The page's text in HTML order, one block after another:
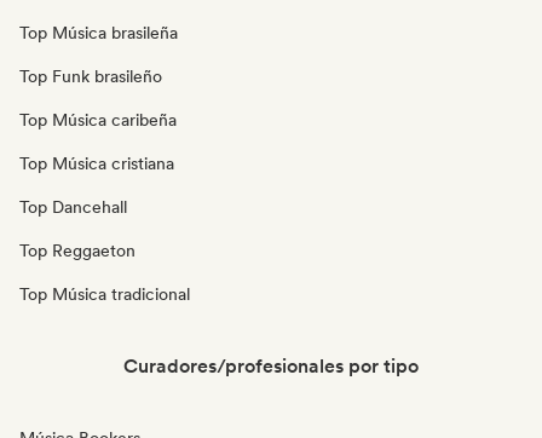
Top Música brasileña
Top Funk brasileño
Top Música caribeña
Top Música cristiana
Top Dancehall
Top Reggaeton
Top Música tradicional
Curadores/profesionales por tipo